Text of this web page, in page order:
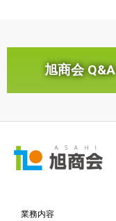
旭商会 Q&A
業務内容